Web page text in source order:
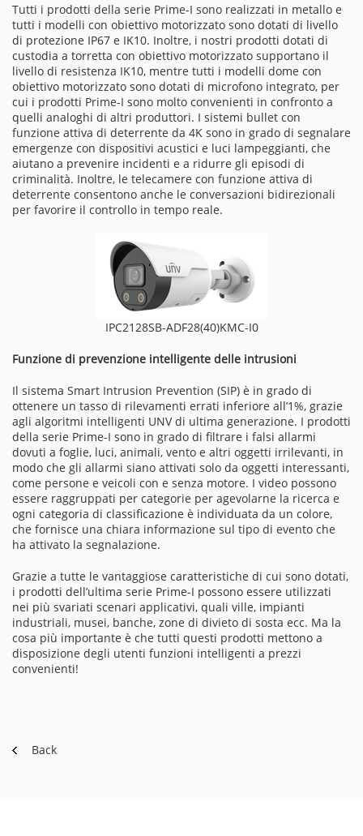
Tutti i prodotti della serie Prime-I sono realizzati in metallo e
tutti i modelli con obiettivo motorizzato sono dotati di livello
di protezione IP67 e IK10. Inoltre, i nostri prodotti dotati di
custodia a torretta con obiettivo motorizzato supportano il
livello di resistenza IK10, mentre tutti i modelli dome con
obiettivo motorizzato sono dotati di microfono integrato, per
cui i prodotti Prime-I sono molto convenienti in confronto a
quelli analoghi di altri produttori. I sistemi bullet con
funzione attiva di deterrente da 4K sono in grado di segnalare
emergenze con dispositivi acustici e luci lampeggianti, che
aiutano a prevenire incidenti e a ridurre gli episodi di
criminalità. Inoltre, le telecamere con funzione attiva di
deterrente consentono anche le conversazioni bidirezionali
per favorire il controllo in tempo reale.
IPC2128SB-ADF28(40)KMC-I0
Funzione di prevenzione intelligente delle intrusioni
Il sistema Smart Intrusion Prevention (SIP) è in grado di
ottenere un tasso di rilevamenti errati inferiore all’1%, grazie
agli algoritmi intelligenti UNV di ultima generazione. I prodotti
della serie Prime-I sono in grado di filtrare i falsi allarmi
dovuti a foglie, luci, animali, vento e altri oggetti irrilevanti, in
modo che gli allarmi siano attivati solo da oggetti interessanti,
come persone e veicoli con e senza motore. I video possono
essere raggruppati per categorie per agevolarne la ricerca e
ogni categoria di classificazione è individuata da un colore,
che fornisce una chiara informazione sul tipo di evento che
ha attivato la segnalazione.
Grazie a tutte le vantaggiose caratteristiche di cui sono dotati,
i prodotti dell’ultima serie Prime-I possono essere utilizzati
nei più svariati scenari applicativi, quali ville, impianti
industriali, musei, banche, zone di divieto di sosta ecc. Ma la
cosa più importante è che tutti questi prodotti mettono a
disposizione degli utenti funzioni intelligenti a prezzi
convenienti!
Back